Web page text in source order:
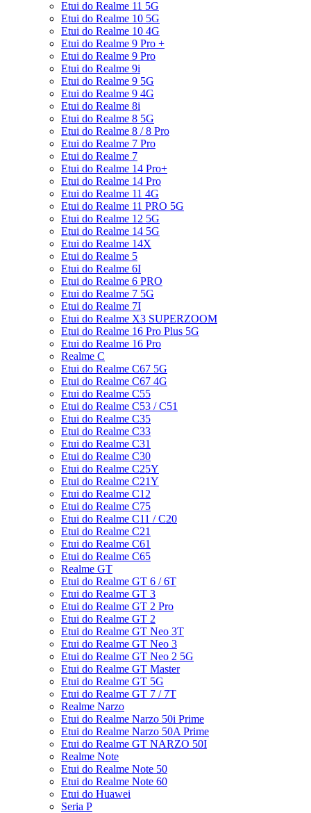
Etui do Realme 11 5G
Etui do Realme 10 5G
Etui do Realme 10 4G
Etui do Realme 9 Pro +
Etui do Realme 9 Pro
Etui do Realme 9i
Etui do Realme 9 5G
Etui do Realme 9 4G
Etui do Realme 8i
Etui do Realme 8 5G
Etui do Realme 8 / 8 Pro
Etui do Realme 7 Pro
Etui do Realme 7
Etui do Realme 14 Pro+
Etui do Realme 14 Pro
Etui do Realme 11 4G
Etui do Realme 11 PRO 5G
Etui do Realme 12 5G
Etui do Realme 14 5G
Etui do Realme 14X
Etui do Realme 5
Etui do Realme 6I
Etui do Realme 6 PRO
Etui do Realme 7 5G
Etui do Realme 7I
Etui do Realme X3 SUPERZOOM
Etui do Realme 16 Pro Plus 5G
Etui do Realme 16 Pro
Realme C
Etui do Realme C67 5G
Etui do Realme C67 4G
Etui do Realme C55
Etui do Realme C53 / C51
Etui do Realme C35
Etui do Realme C33
Etui do Realme C31
Etui do Realme C30
Etui do Realme C25Y
Etui do Realme C21Y
Etui do Realme C12
Etui do Realme C75
Etui do Realme C11 / C20
Etui do Realme C21
Etui do Realme C61
Etui do Realme C65
Realme GT
Etui do Realme GT 6 / 6T
Etui do Realme GT 3
Etui do Realme GT 2 Pro
Etui do Realme GT 2
Etui do Realme GT Neo 3T
Etui do Realme GT Neo 3
Etui do Realme GT Neo 2 5G
Etui do Realme GT Master
Etui do Realme GT 5G
Etui do Realme GT 7 / 7T
Realme Narzo
Etui do Realme Narzo 50i Prime
Etui do Realme Narzo 50A Prime
Etui do Realme GT NARZO 50I
Realme Note
Etui do Realme Note 50
Etui do Realme Note 60
Etui do Huawei
Seria P